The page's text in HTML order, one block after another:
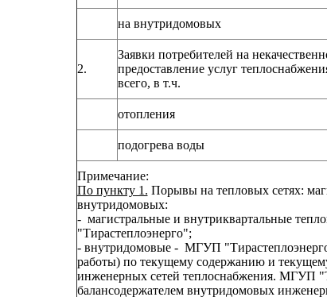
на внутридомовых
2.
Заявки потребителей на
предоставление услуг
всего, в т.ч.
отопления
подогрева воды
Примечание:
По пункту 1. Порывы на тепловых сетях:
внутридомовых:
- магистральные и внутриквартальные
"Тирастеплоэнерго";
- внутридомовые - МГУП
работы) по текущему содержанию и
инженерных сетей теплоснабжения. МГУП
балансодержателем внутридомовых